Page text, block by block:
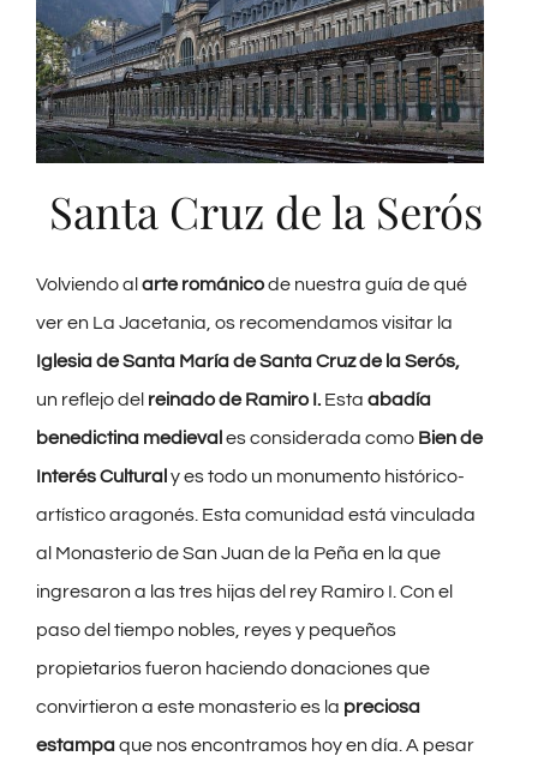
Santa Cruz de la Serós
Volviendo alarte románicode nuestra guía de qué
ver en La Jacetania, os recomendamos visitar la
Iglesia de Santa María de Santa Cruz de la Serós,
un reflejo del reinado de Ramiro I. Esta abadía
benedictina medievales considerada como Bien de
Interés Culturaly es todo un monumento histórico-
artístico aragonés. Esta comunidad está vinculada
al Monasterio de San Juan de la Peña en la que
ingresaron a las tres hijas del rey Ramiro I. Con el
paso del tiempo nobles, reyes y pequeños
propietarios fueron haciendo donaciones que
convirtieron a este monasterio es la preciosa
estampaque nos encontramos hoy en día. A pesar